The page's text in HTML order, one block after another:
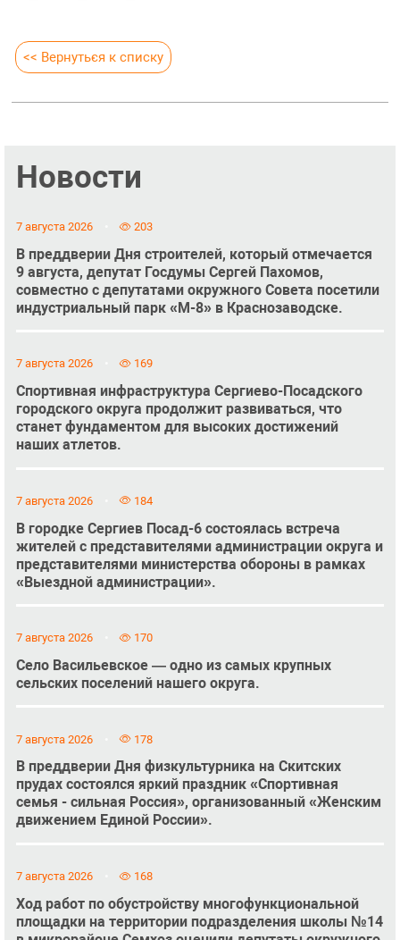
<< Вернуться к списку
Новости
7 августа 2026 203
В преддверии Дня строителей, который отмечается
9 августа, депутат Госдумы Сергей Пахомов,
совместно с депутатами окружного Совета посетили
индустриальный парк «М-8» в Краснозаводске.
7 августа 2026 169
Спортивная инфраструктура Сергиево-Посадского
городского округа продолжит развиваться, что
станет фундаментом для высоких достижений
наших атлетов.
7 августа 2026 184
В городке Сергиев Посад-6 состоялась встреча
жителей с представителями администрации округа и
представителями министерства обороны в рамках
«Выездной администрации».
7 августа 2026 170
Село Васильевское — одно из самых крупных
сельских поселений нашего округа.
7 августа 2026 178
В преддверии Дня физкультурника на Скитских
прудах состоялся яркий праздник «Спортивная
семья - сильная Россия», организованный «Женским
движением Единой России».
7 августа 2026 168
Ход работ по обустройству многофункциональной
площадки на территории подразделения школы №14